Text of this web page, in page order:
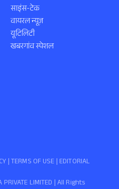
साइंस-टेक
वायरल न्यूज़
यूटिलिटी
खबरगांव स्पेशल
LIMITED | All Rights
|TERMS OF USE | EDITORIAL